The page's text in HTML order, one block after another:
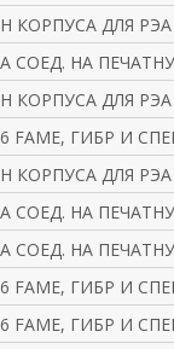
КОРПУСА ДЛЯ РЭА
СОЕД. НА
КОРПУСА ДЛЯ РЭА
FAME, ГИБР И
КОРПУСА ДЛЯ РЭА
СОЕД. НА
СОЕД. НА
FAME, ГИБР И
FAME, ГИБР И